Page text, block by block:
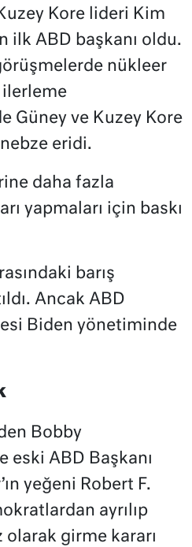
Kore lideri Kim
ilk ABD başkanı oldu.
nükleer
Güney ve Kuzey Kore
eridi.
daha fazla
yapmaları için baskı
barış
Ancak ABD
Biden yönetiminde
Bobby
eski ABD Başkanı
yeğeni Robert F.
ayrılıp
olarak girme kararı